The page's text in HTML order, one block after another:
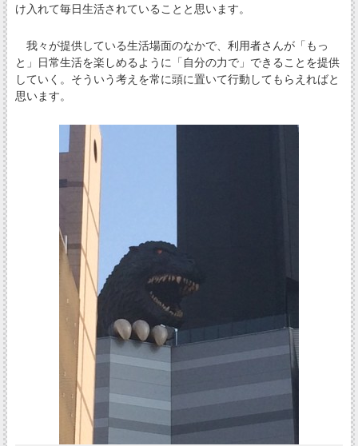
け入れて毎日生活されていることと思います。
我々が提供している生活場面のなかで、利用者さんが「もっ
と」日常生活を楽しめるように「自分の力で」できることを提供
していく。そういう考えを常に頭に置いて行動してもらえればと
思います。